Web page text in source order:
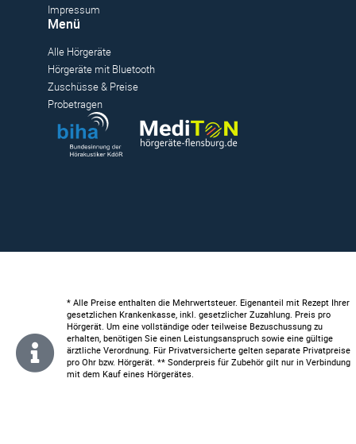
Impressum
Menü
Alle Hörgeräte
Hörgeräte mit Bluetooth
Zuschüsse & Preise
Probetragen
* Alle Preise enthalten die Mehrwertsteuer. Eigenanteil mit Rezept Ihrer
gesetzlichen Krankenkasse, inkl. gesetzlicher Zuzahlung. Preis pro
Hörgerät. Um eine vollständige oder teilweise Bezuschussung zu
erhalten, benötigen Sie einen Leistungsanspruch sowie eine gültige
ärztliche Verordnung. Für Privatversicherte gelten separate Privatpreise
pro Ohr bzw. Hörgerät. ** Sonderpreis für Zubehör gilt nur in Verbindung
mit dem Kauf eines Hörgerätes.